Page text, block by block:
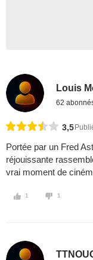
Louis
62
3,5
Portée par un Fred
réjouissante
vrai moment de
1 1